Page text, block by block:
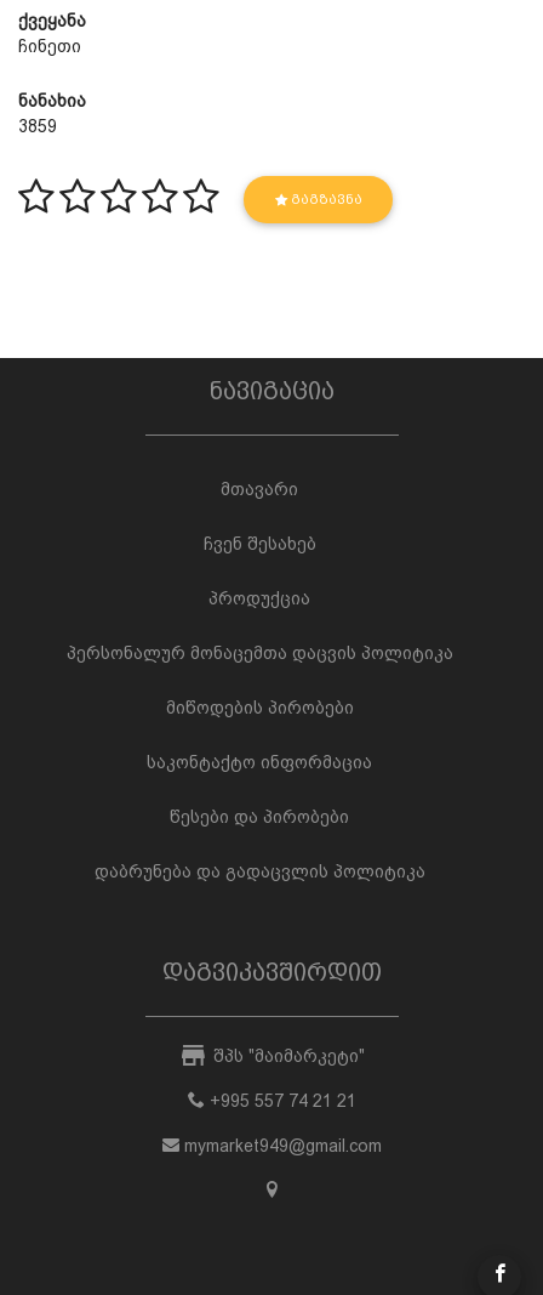
ქვეყანა
ჩინეთი
ნანახია
3859
ᲒᲐᲒᲖᲐᲕᲜᲐ
ნავიგაცია
მთავარი
ჩვენ შესახებ
პროდუქცია
პერსონალურ მონაცემთა დაცვის პოლიტიკა
მიწოდების პირობები
საკონტაქტო ინფორმაცია
წესები და პირობები
დაბრუნება და გადაცვლის პოლიტიკა
დაგვიკავშირდით
შპს "მაიმარკეტი"
+995 557 74 21 21
mymarket949@gmail.com